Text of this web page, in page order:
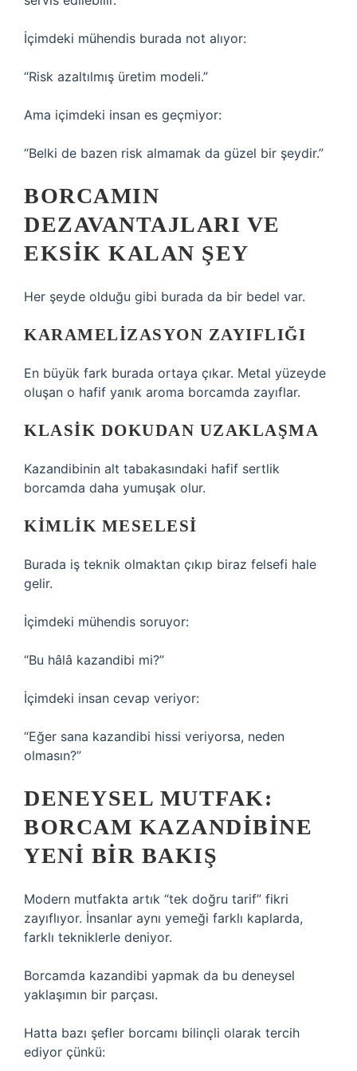
İçimdeki mühendis burada not alıyor:
“Risk azaltılmış üretim modeli.”
Ama içimdeki insan es geçmiyor:
“Belki de bazen risk almamak da güzel bir şeydir.”
BORCAMIN
DEZAVANTAJLARI VE
EKSIK KALAN ŞEY
Her şeyde olduğu gibi burada da bir bedel var.
KARAMELIZASYON ZAYIFLIĞI
En büyük fark burada ortaya çıkar. Metal yüzeyde
oluşan o hafif yanık aroma borcamda zayıflar.
KLASIK DOKUDAN UZAKLAŞMA
Kazandibinin alt tabakasındaki hafif sertlik
borcamda daha yumuşak olur.
KIMLIK MESELESI
Burada iş teknik olmaktan çıkıp biraz felsefi hale
gelir.
İçimdeki mühendis soruyor:
“Bu hâlâ kazandibi mi?”
İçimdeki insan cevap veriyor:
“Eğer sana kazandibi hissi veriyorsa, neden
olmasın?”
DENEYSEL MUTFAK:
BORCAM KAZANDIBINE
YENI BIR BAKIŞ
Modern mutfakta artık “tek doğru tarif” fikri
zayıflıyor. İnsanlar aynı yemeği farklı kaplarda,
farklı tekniklerle deniyor.
Borcamda kazandibi yapmak da bu deneysel
yaklaşımın bir parçası.
Hatta bazı şefler borcamı bilinçli olarak tercih
ediyor çünkü: